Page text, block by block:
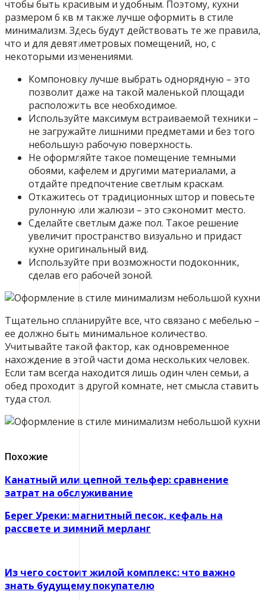
чтобы быть красивым и удобным. Поэтому, кухни
размером 6 кв м также лучше оформить в стиле
минимализм. Здесь будут действовать те же правила,
что и для девятиметровых помещений, но, с
некоторыми изменениями.
Компоновку лучше выбрать однорядную – это
позволит даже на такой маленькой площади
расположить все необходимое.
Используйте максимум встраиваемой техники –
не загружайте лишними предметами и без того
небольшую рабочую поверхность.
Не оформляйте такое помещение темными
обоями, кафелем и другими материалами, а
отдайте предпочтение светлым краскам.
Откажитесь от традиционных штор и повесьте
рулонную или жалюзи – это сэкономит место.
Сделайте светлым даже пол. Такое решение
увеличит пространство визуально и придаст
кухне оригинальный вид.
Используйте при возможности подоконник,
сделав его рабочей зоной.
Тщательно спланируйте все, что связано с мебелью –
ее должно быть минимальное количество.
Учитывайте такой фактор, как одновременное
нахождение в этой части дома нескольких человек.
Если там всегда находится лишь один член семьи, а
обед проходит в другой комнате, нет смысла ставить
туда стол.
Похожие
Канатный или цепной тельфер: сравнение
затрат на обслуживание
Берег Уреки: магнитный песок, кефаль на
рассвете и зимний мерланг
Из чего состоит жилой комплекс: что важно
знать будущему покупателю